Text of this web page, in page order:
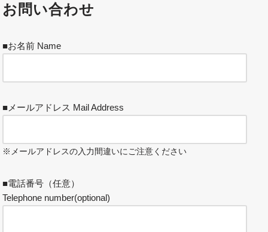
お問い合わせ
■お名前 Name
■メールアドレス Mail Address
※メールアドレスの入力間違いにご注意ください
■電話番号（任意）
Telephone number(optional)